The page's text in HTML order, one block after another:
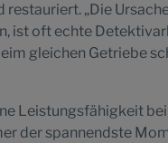
„Die
ist oft echte
gleichen Getriebe
Leistungsfähigkeit
der spannendste